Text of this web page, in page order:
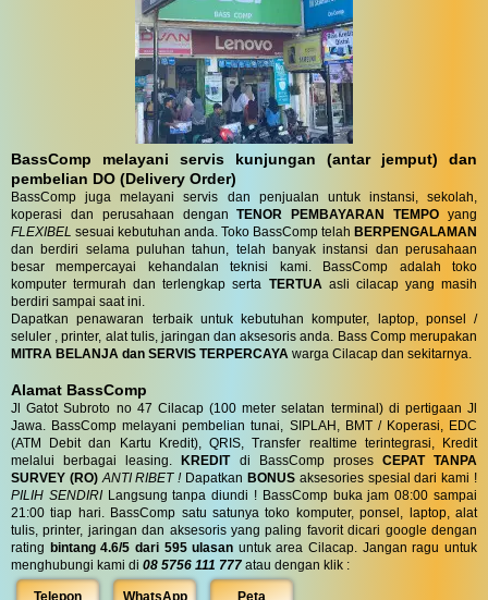
BassComp melayani servis kunjungan (antar jemput) dan
pembelian DO (Delivery Order)
BassComp juga melayani servis dan penjualan untuk instansi, sekolah,
koperasi dan perusahaan denganTENOR PEMBAYARAN TEMPO yang
FLEXIBEL sesuai kebutuhan anda. Toko BassComp telah BERPENGALAMAN
dan berdiri selama puluhan tahun, telah banyak instansi dan perusahaan
besar mempercayai kehandalan teknisi kami. BassComp adalah toko
komputer termurah dan terlengkap serta TERTUA asli cilacap yang masih
berdiri sampai saat ini.
Dapatkan penawaran terbaik untuk kebutuhan komputer, laptop, ponsel /
seluler , printer, alat tulis, jaringan dan aksesoris anda. Bass Comp merupakan
MITRA BELANJA dan SERVIS TERPERCAYA warga Cilacap dan sekitarnya.
Alamat BassComp
Jl Gatot Subroto no 47 Cilacap (100 meter selatan terminal) di pertigaan Jl
Jawa. BassComp melayani pembelian tunai, SIPLAH, BMT / Koperasi, EDC
(ATM Debit dan Kartu Kredit), QRIS, Transfer realtime terintegrasi, Kredit
melalui berbagai leasing.KREDITdi BassComp proses CEPAT TANPA
SURVEY (RO) ANTI RIBET !Dapatkan BONUSaksesories spesial dari kami !
PILIH SENDIRILangsung tanpa diundi ! BassComp buka jam 08:00 sampai
21:00 tiap hari. BassComp satu satunya toko komputer, ponsel, laptop, alat
tulis, printer, jaringan dan aksesoris yang paling favorit dicari google dengan
rating bintang 4.6/5 dari 595 ulasan untuk area Cilacap. Jangan ragu untuk
menghubungi kami di 08 5756 111 777 atau dengan klik :
Telepon WhatsApp Peta